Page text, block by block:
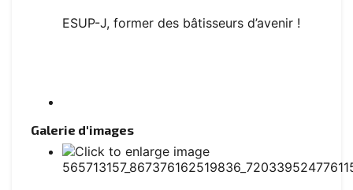
ESUP-J, former des bâtisseurs d’avenir !
Galerie d'images